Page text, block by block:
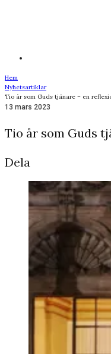
Hem
Nyhetsartiklar
Tio år som Guds tjänare – en
13 mars 2023
Tio år som Guds
Dela